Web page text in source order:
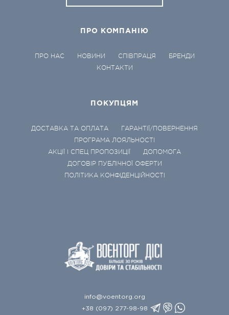
ПРО КОМПАНІЮ
ПРО НАС НОВИНИ СПІВПРАЦЯ
БРЕНДИ
КОНТАКТИ
ПОКУПЦЯМ
ДОСТАВКА ТА ОПЛАТА
ГАРАНТІЇ/ПОВЕРНЕННЯ
ПРОГРАМА ЛОЯЛЬНОСТІ
АКЦІЇ І СПЕЦ ПРОПОЗИЦІЇ
ДОПОМОГА
ДОГОВІР ПУБЛІЧНОЇ ОФЕРТИ
ПОЛІТИКА КОНФІДЕНЦІЙНОСТІ
info@voentorg.org
+38 (097) 277-98-98